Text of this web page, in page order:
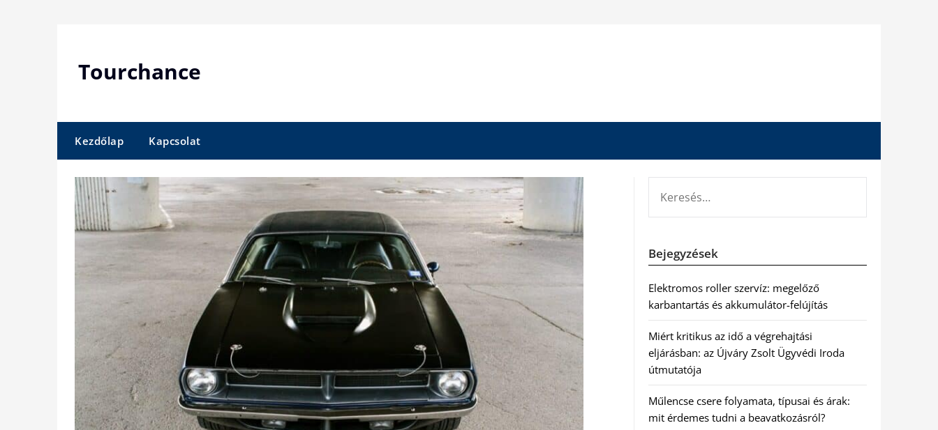
Tourchance
Kezdőlap Kapcsolat
Bejegyzések
Elektromos roller szervíz: megelőző
karbantartás és akkumulátor-felújítás
Miért kritikus az idő a végrehajtási
eljárásban: az Újváry Zsolt Ügyvédi Iroda
útmutatója
Műlencse csere folyamata, típusai és árak:
mit érdemes tudni a beavatkozásról?